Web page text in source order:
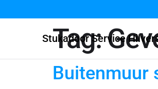
Stukadoor Service
Tag:
Buitenmuur